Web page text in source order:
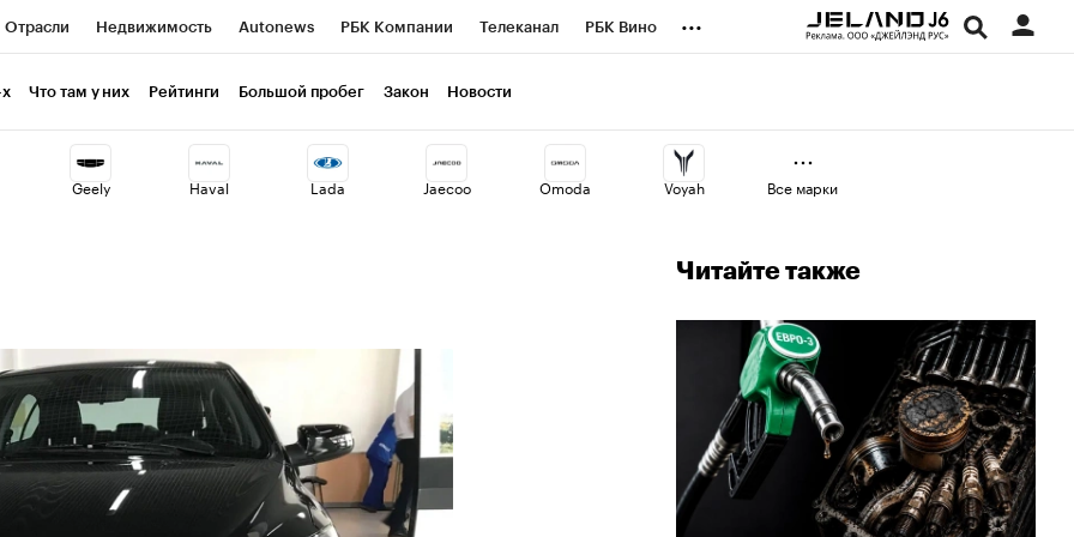
Отрасли Недвижимость Autonews РБК Компании Телеканал РБК Вино
Визионеры
Исследования Кредитные рейтинги Франшизы Газета
Проверка контрагентов Экономика Бизнес
...
Что там у них Рейтинги Большой пробег Закон Новости
Geely Haval Lada Jaecoo Omoda Voyah Все марки
Читайте также